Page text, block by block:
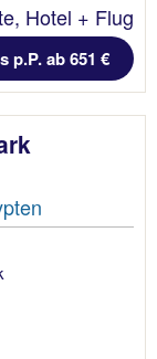
Hotel + Flug
p.P. ab 651 €